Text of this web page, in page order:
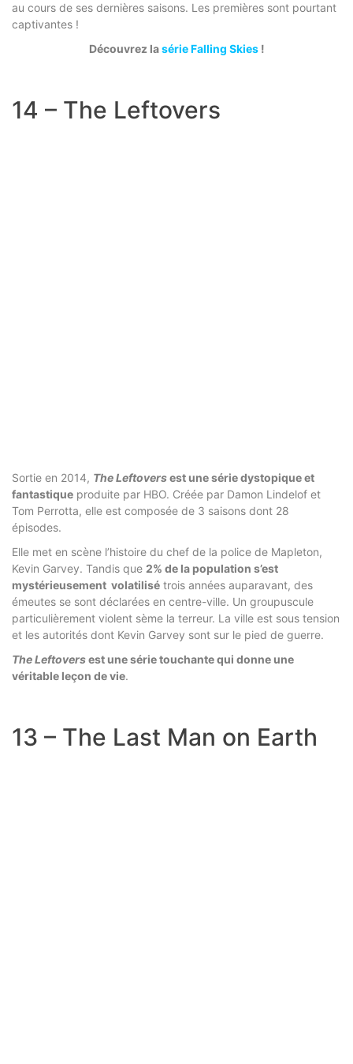
au cours de ses dernières saisons. Les premières sont pourtant
captivantes !
Découvrez lasérie Falling Skies!
14 – The Leftovers
Sortie en 2014, The Leftoversest une série dystopique et
fantastique produite par HBO. Créée par Damon Lindelof et
Tom Perrotta, elle est composée de 3 saisons dont 28
épisodes.
Elle met en scène l’histoire du chef de la police de Mapleton,
Kevin Garvey. Tandis que 2% de la population s’est
mystérieusement volatilisé trois années auparavant, des
émeutes se sont déclarées en centre-ville. Un groupuscule
particulièrement violent sème la terreur. La ville est sous tension
et les autorités dont Kevin Garvey sont sur le pied de guerre.
The Leftoversest une série touchante qui donne une
véritable leçon de vie.
13 – The Last Man on Earth